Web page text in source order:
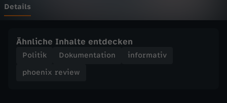
w
2
Details
Ähnliche Inhalte entdecken
Politik Dokumentation
informativ
phoenix review